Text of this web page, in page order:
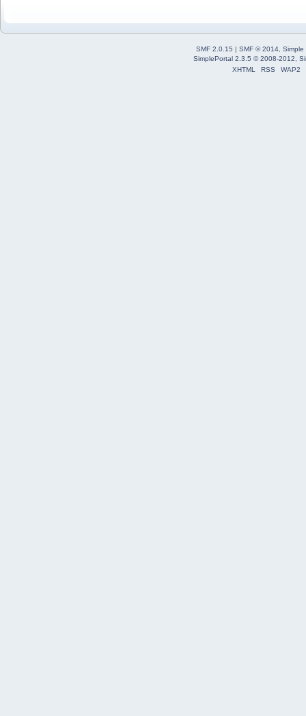
SMF 2.0.15 | SMF © 2014 Simple
SimplePortal 2.3.5 © 2008-2012,
XHTML
RSS WAP2